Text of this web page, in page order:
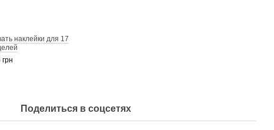
наклейки для 17
грн
Поделиться в соцсетях